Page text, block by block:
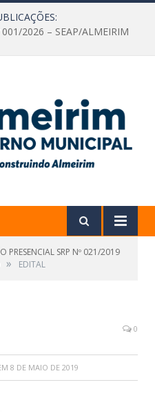
2026 – SEAP/ALMEIRIM
PRESENCIAL SRP Nº 021/2019
» EDITAL
0
8 DE MAIO DE 2019